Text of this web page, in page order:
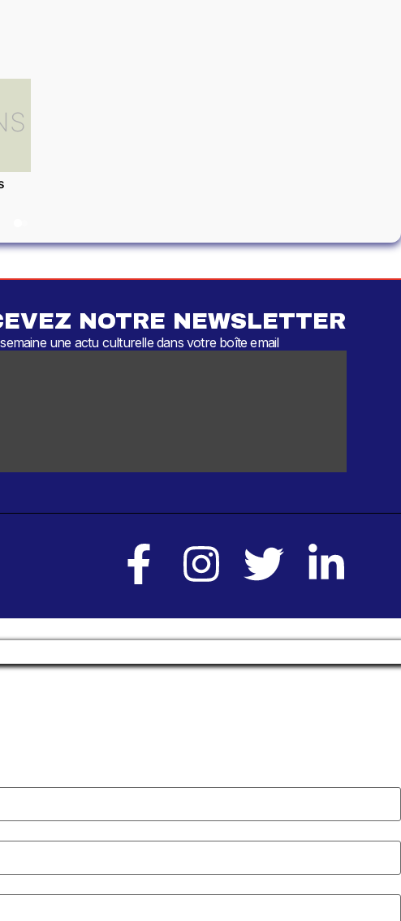
NOTRE NEWSLETTER
une actu culturelle dans votre boîte email